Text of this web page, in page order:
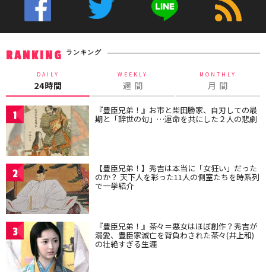
RANKING ランキング
DAILY
24時間
WEEKLY
週 間
MONTHLY
月 間
1 『豊臣兄弟！』お市と柴田勝家、自刃しての最
期と「辞世の句」…運命を共にした２人の悲劇
2 【豊臣兄弟！】秀吉は本当に「女狂い」だった
のか？ 天下人を彩った11人の側室たちを時系列
で一挙紹介
3 『豊臣兄弟！』茶々＝悪女はほぼ創作？秀吉が
溺愛、豊臣家滅亡を背負わされた茶々(井上和)
の壮絶すぎる生涯